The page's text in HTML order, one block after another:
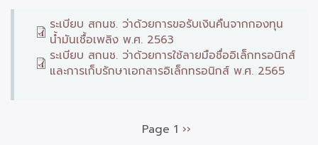
ระเบียบ สกนช. ว่าด้วยการขอรับเงินคืนจากกองทุน
น้ำมันเชื้อเพลิง พ.ศ. 2563
ระเบียบ สกนช. ว่าด้วยการใช้ลายมือชื่ออิเล็กทรอนิกส์
และการเก็บรักษาเอกสารอิเล็กทรอนิกส์ พ.ศ. 2565
Page 1 Next
››